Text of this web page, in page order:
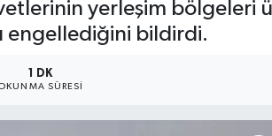
yerleşim bölgeleri
engellediğini bildirdi.
1 DK
SÜRESI